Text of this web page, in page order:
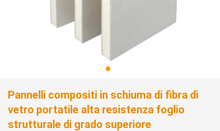
Pannelli compositi in schiuma di fibra di
vetro portatile alta resistenza foglio
strutturale di grado superiore